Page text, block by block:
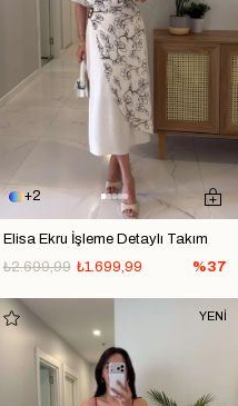
2
Elisa Ekru İşleme Detaylı Takım
₺1.699,99
₺2.699,99 %37
YENİ